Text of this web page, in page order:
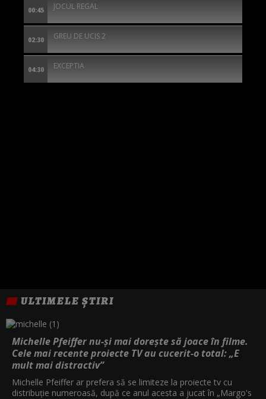
00:45 JOCUL REGAL
02:30 GREU DE UCIS 2
04:30 EXCEPTIA
ULTIMELE ȘTIRI
Michelle Pfeiffer nu-și mai dorește să joace în filme.
Cele mai recente proiecte TV au cucerit-o total: „E
mult mai distractiv”
Michelle Pfeiffer ar prefera să se limiteze la proiecte tv cu
distribuție numeroasă, după ce anul acesta a jucat în „Margo's